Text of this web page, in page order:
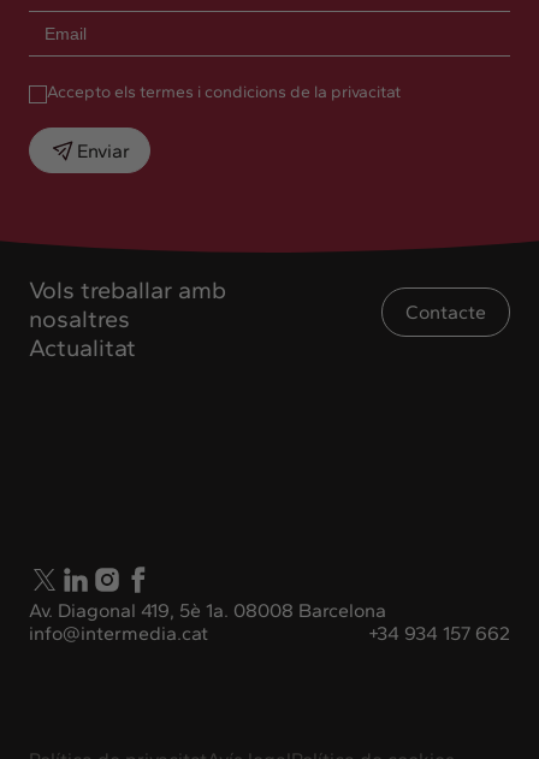
Vols treballar amb
nosaltres
Actualitat
Contacte
Av. Diagonal 419, 5è 1a. 08008 Barcelona
info@intermedia.cat
+34 934 157 662
Accepto els termes i condicions de la privacitat
Enviar